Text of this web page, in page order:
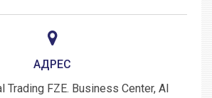
АДРЕС
Trading FZE. Business Center, Al